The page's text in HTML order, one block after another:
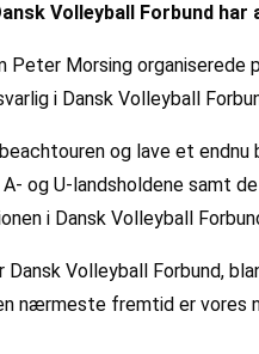
Volleyball Forbund
Morsing
i Dansk Volleyball
og lave et endnu
U-landsholdene samt
i Dansk Volleyball
Volleyball Forbund,
nærmeste fremtid er vores